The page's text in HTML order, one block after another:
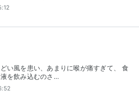
い風を患い、あまりに喉が痛すぎて、 食
を飲み込むのさ…